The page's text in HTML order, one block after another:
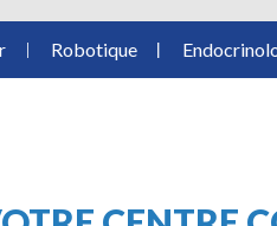
Robotique